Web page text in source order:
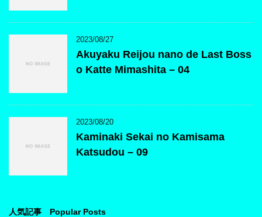
2023/08/27
Akuyaku Reijou nano de Last Boss
o Katte Mimashita – 04
2023/08/20
Kaminaki Sekai no Kamisama
Katsudou – 09
人気記事 Popular Posts